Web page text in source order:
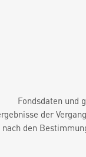
Fondsdaten und
der
den